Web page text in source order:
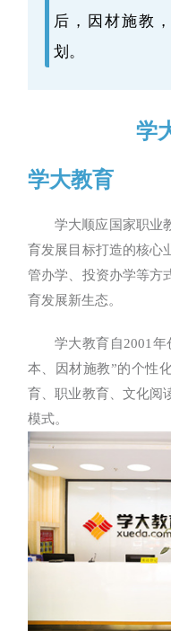
后，因材施教
划。
学
学大教育
学大顺应国家职业
育发展目标打造的核心
管办学、投资办学等方
育发展新生态。
学大教育自2001
本、因材施教”的个性
育、职业教育、文化阅
模式。